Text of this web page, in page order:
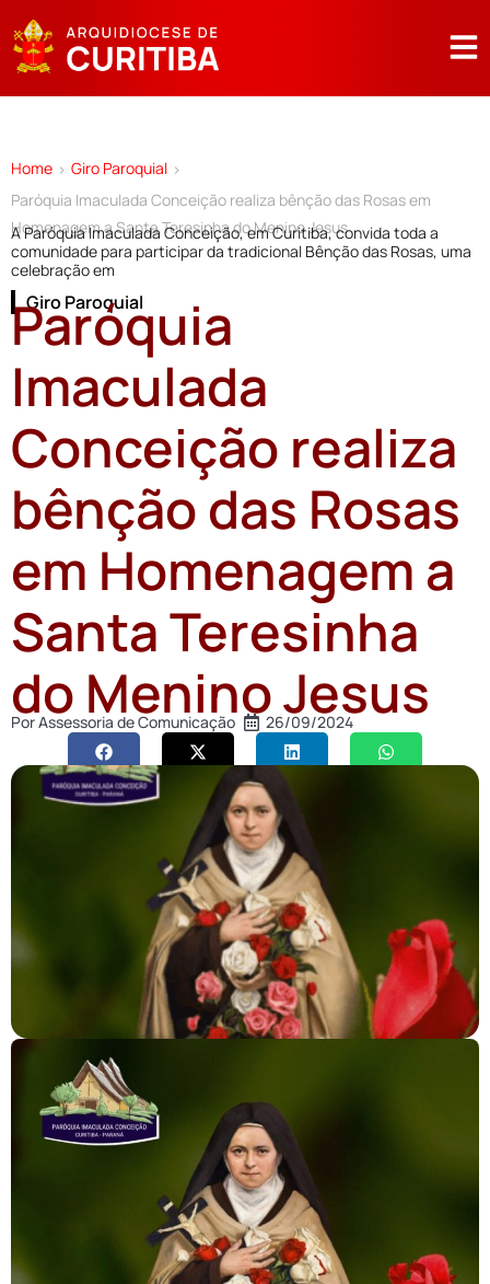
Home > Giro Paroquial >
Paróquia Imaculada Conceição realiza bênção das Rosas em
Homenagem a Santa Teresinha do Menino Jesus
A Paróquia Imaculada Conceição, em Curitiba, convida toda a
comunidade para participar da tradicional Bênção das Rosas, uma
celebração em
Giro Paroquial
Paróquia
Imaculada
Conceição realiza
bênção das Rosas
em Homenagem a
Santa Teresinha
do Menino Jesus
PorAssessoria de Comunicação 26/09/2024